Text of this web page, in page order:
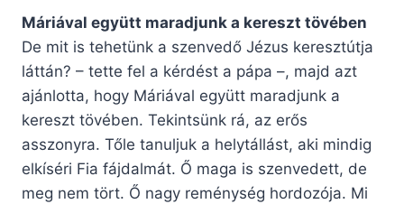
Máriával együtt maradjunk a kereszt tövében
De mit is tehetünk a szenvedő Jézus keresztútja
láttán? – tette fel a kérdést a pápa –, majd azt
ajánlotta, hogy Máriával együtt maradjunk a
kereszt tövében. Tekintsünk rá, az erős
asszonyra. Tőle tanuljuk a helytállást, aki mindig
elkíséri Fia fájdalmát. Ő maga is szenvedett, de
meg nem tört. Ő nagy reménység hordozója. Mi